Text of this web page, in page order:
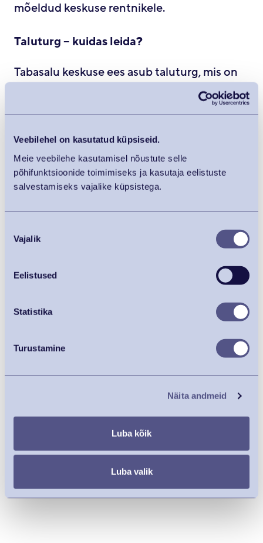
Veebilehel on kasutatud küpsiseid.
Meie veebilehe kasutamisel nõustute selle
põhifunktsioonide toimimiseks ja kasutaja eelistuste
salvestamiseks vajalike küpsistega.
valik
Vajalik
Eelistused
Statistika
Turustamine
Näita andmeid
Luba kõik
Luba valik
mõeldud keskuse rentnikele.
Taluturg – kuidas leida?
Tabasalu keskuse ees asub taluturg, mis on